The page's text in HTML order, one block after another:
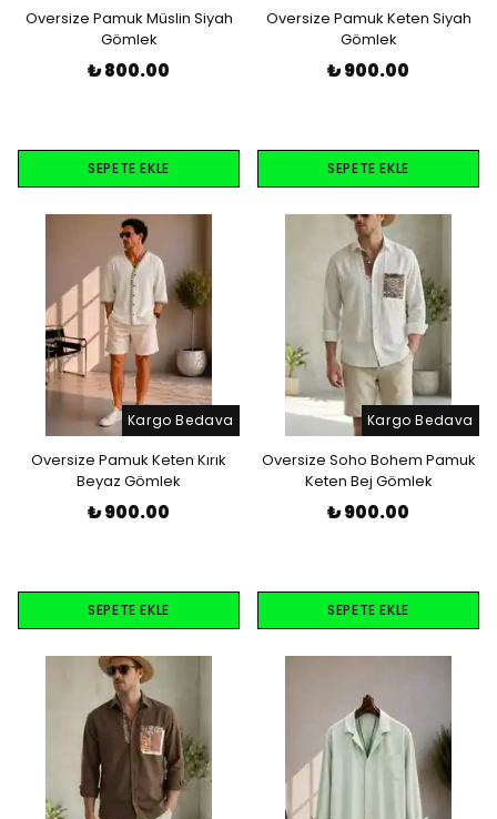
Oversize Pamuk Müslin Siyah
Gömlek
₺ 800.00
SEPETE EKLE
Oversize Pamuk Keten Siyah
Gömlek
₺ 900.00
SEPETE EKLE
Kargo Bedava
Oversize Pamuk Keten Kırık
Beyaz Gömlek
₺ 900.00
SEPETE EKLE
Kargo Bedava
Oversize Soho Bohem Pamuk
Keten Bej Gömlek
₺ 900.00
SEPETE EKLE